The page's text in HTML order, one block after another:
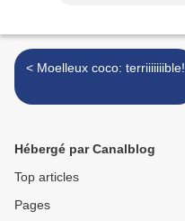
< Moelleux coco: terriiiiiiible!
Hébergé par Canalblog
Top articles
Pages